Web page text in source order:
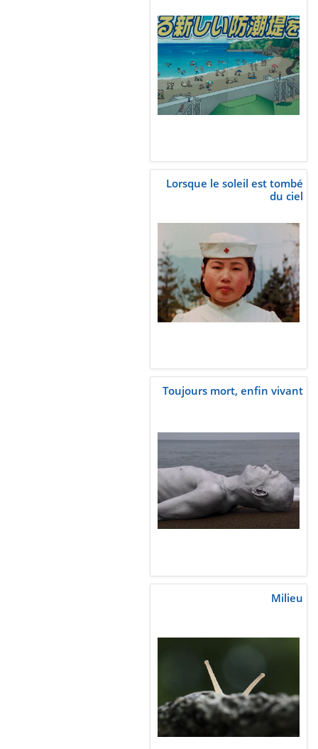
Lorsque le soleil est tombé
du ciel
Toujours mort, enfin vivant
Milieu